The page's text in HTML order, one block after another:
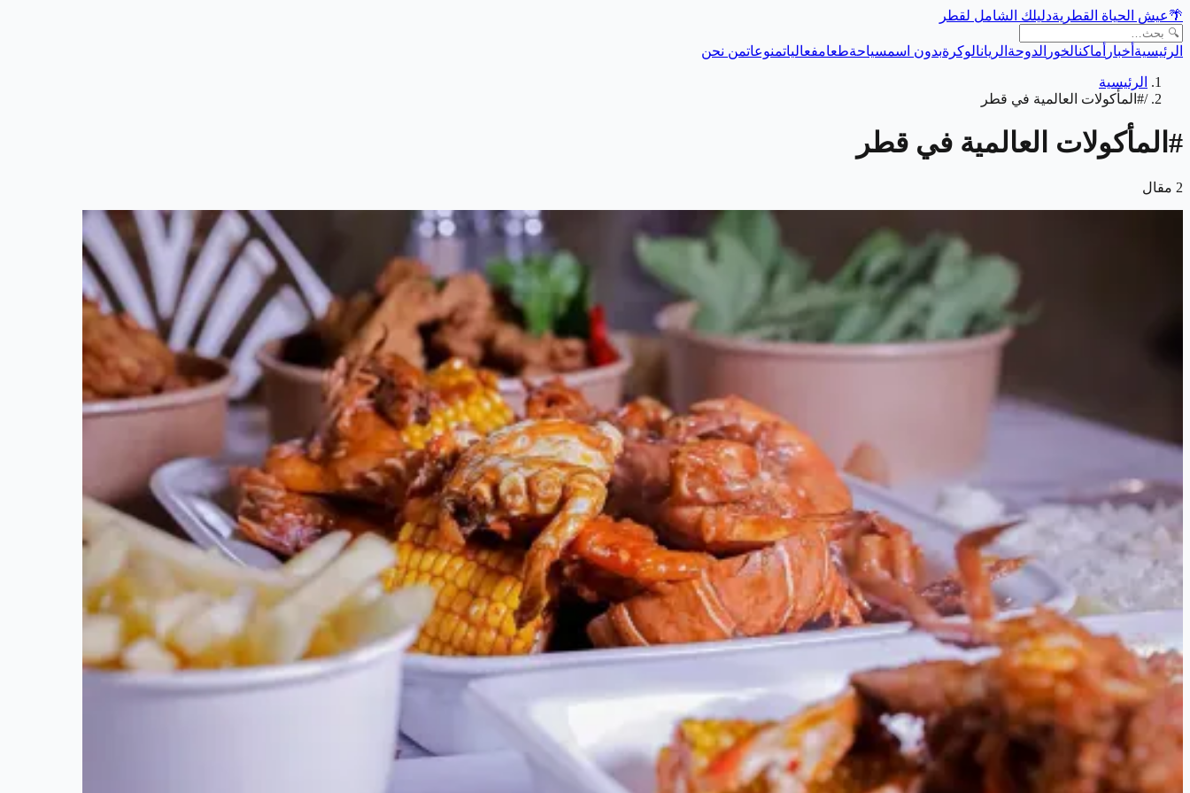
🌴عيش الحياة القطريةدليلك الشامل لقطر
الرئيسية أخبار أماكنالخور الدوحة الريانالوكرةبدون اسمسياحةطعامفعالياتمنوعاتمن نحن
الرئيسية
/#المأكولات العالمية في قطر
# المأكولات العالمية في قطر
2 مقال